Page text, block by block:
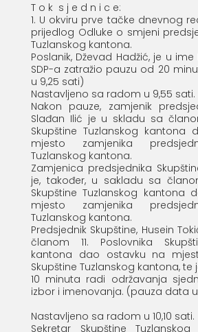
T o k s j e d n i c e:
1. U okviru prve tačke dnevnog
prijedlog Odluke o smjeni
Tuzlanskog kantona.
Poslanik, Dževad Hadžić, je u
SDP-a zatražio pauzu od 20
u 9,25 sati)
Nastavljeno sa radom u 9,55 sati.
Nakon pauze, zamjenik
Slađan Ilić je u skladu sa
Skupštine Tuzlanskog kantona
mjesto zamjenika
Tuzlanskog kantona.
Zamjenica predsjednika
je, također, u sakladu sa
Skupštine Tuzlanskog kantona
mjesto zamjenika
Tuzlanskog kantona.
Predsjednik Skupštine, Husein
članom 11. Poslovnika
kantona dao ostavku na
Skupštine Tuzlanskog kantona,
10 minuta radi održavanja
izbor i imenovanja. (pauza data
Nastavljeno sa radom u 10,10 sati.
Sekretar Skupštine